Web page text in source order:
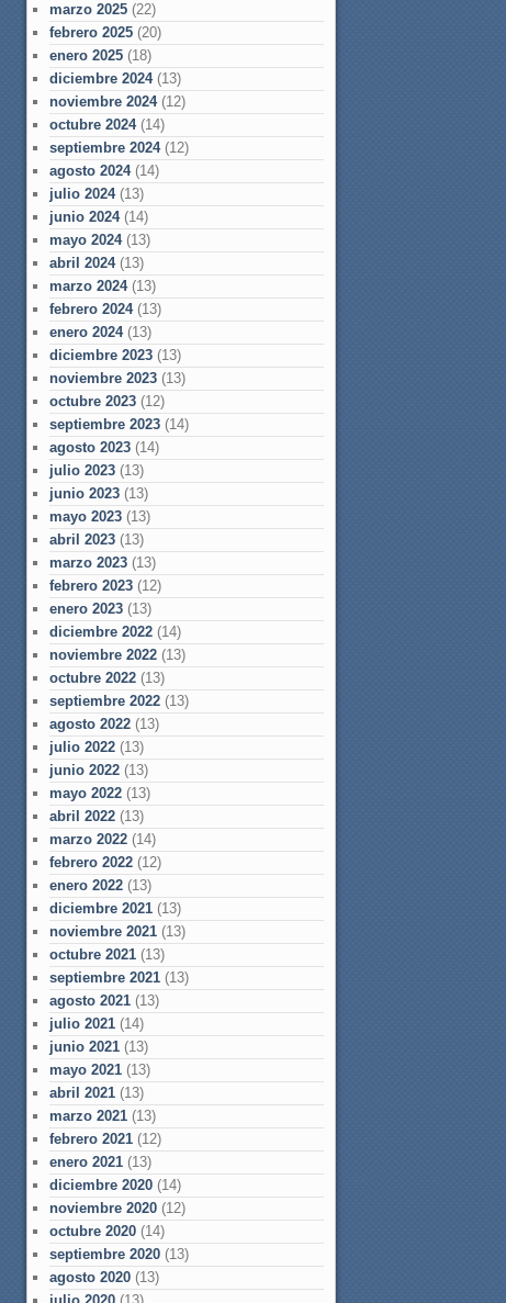
marzo 2025 (22)
febrero 2025 (20)
enero 2025 (18)
diciembre 2024(13)
noviembre 2024(12)
octubre 2024(14)
septiembre 2024(12)
agosto 2024(14)
julio 2024(13)
junio 2024(14)
mayo 2024(13)
abril 2024(13)
marzo 2024(13)
febrero 2024(13)
enero 2024(13)
diciembre 2023 (13)
noviembre 2023 (13)
octubre 2023 (12)
septiembre 2023 (14)
agosto 2023 (14)
julio 2023 (13)
junio 2023 (13)
mayo 2023 (13)
abril 2023 (13)
marzo 2023 (13)
febrero 2023 (12)
enero 2023 (13)
diciembre 2022 (14)
noviembre 2022 (13)
octubre 2022 (13)
septiembre 2022 (13)
agosto 2022 (13)
julio 2022 (13)
junio 2022 (13)
mayo 2022 (13)
abril 2022 (13)
marzo 2022 (14)
febrero 2022 (12)
enero 2022 (13)
diciembre 2021 (13)
noviembre 2021 (13)
octubre 2021 (13)
septiembre 2021 (13)
agosto 2021 (13)
julio 2021 (14)
junio 2021 (13)
mayo 2021 (13)
abril 2021 (13)
marzo 2021 (13)
febrero 2021 (12)
enero 2021 (13)
diciembre 2020 (14)
noviembre 2020 (12)
octubre 2020 (14)
septiembre 2020 (13)
agosto 2020 (13)